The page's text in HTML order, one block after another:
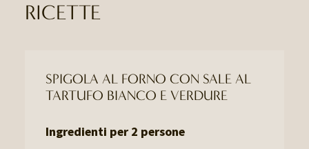
RICETTE
SPIGOLA AL FORNO CON SALE AL
TARTUFO BIANCO E VERDURE
Ingredienti per 2 persone